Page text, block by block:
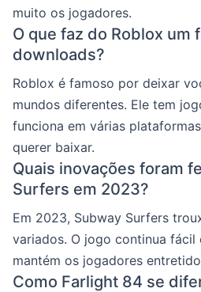
muito os jogadores.
O que faz do Roblox um
downloads?
Roblox é famoso por deixar
mundos diferentes. Ele tem
funciona em várias
querer baixar.
Quais inovações foram
Surfers em 2023?
Em 2023, Subway Surfers
variados. O jogo continua fácil
mantém os jogadores
Como Farlight 84 se